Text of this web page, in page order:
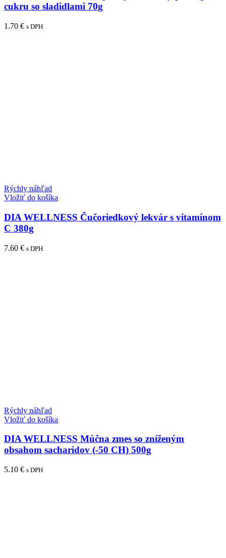
cukru so sladidlami 70g
1.70 € s DPH
Rýchly náhľad
Vložiť do košíka
DIA WELLNESS Čučoriedkový lekvár s vitamínom
C 380g
7.60 € s DPH
Rýchly náhľad
Vložiť do košíka
DIA WELLNESS Múčna zmes so zníženým
obsahom sacharidov (-50 CH) 500g
5.10 € s DPH